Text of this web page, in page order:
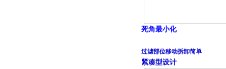
死角最小化
过滤部位移动拆卸简单
紧凑型设计